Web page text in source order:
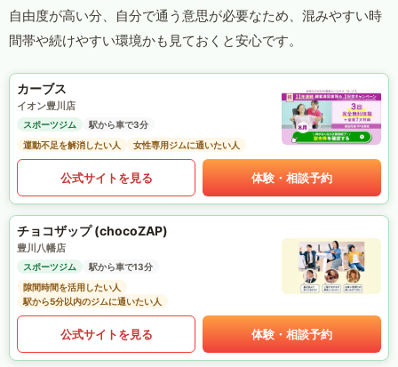
自由度が高い分、自分で通う意思が必要なため、混みやすい時
間帯や続けやすい環境かも見ておくと安心です。
カーブス
イオン豊川店
スポーツジム
駅から車で3分
運動不足を解消したい人
女性専用ジムに通いたい人
公式サイトを見る 体験・相談予約
チョコザップ (chocoZAP)
豊川八幡店
スポーツジム
駅から車で13分
隙間時間を活用したい人
駅から5分以内のジムに通いたい人
公式サイトを見る 体験・相談予約